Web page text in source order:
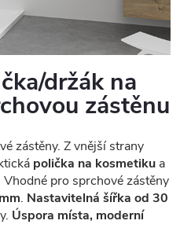
držák na
zástěnu
zástěny. Z vnější strany
polička na kosmetiku a
pro sprchové zástěny
. Nastavitelná šířka od 30
Úspora místa, moderní